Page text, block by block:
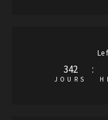
Le
342
JOURS
: